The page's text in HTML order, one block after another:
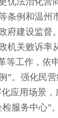
条例和温
府建设监督
机关败诉率
等工作，依
”。强化民
应用场景
服务中心”